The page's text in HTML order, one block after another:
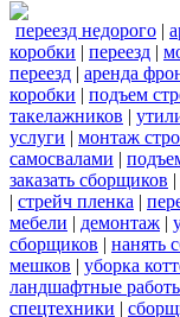
переезд недорого |
коробки | переезд |
переезд | аренда
коробки | подъем
такелажников |
услуги | монтаж
самосвалами |
заказать сборщиков |
| стрейч пленка |
мебели | демонтаж |
сборщиков | нанять
мешков | уборка
ландшафтные
спецтехники |